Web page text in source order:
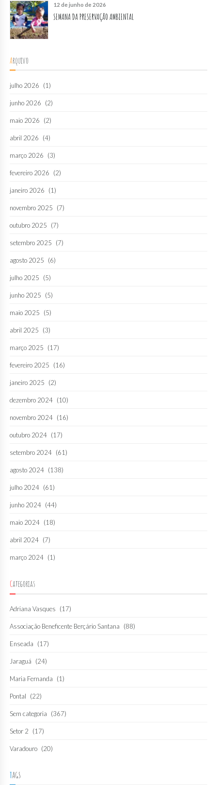
12 de junho de 2026
SEMANA DA PRESERVAÇÃO AMBIENTAL
Arquivo
julho 2026 (1)
junho 2026 (2)
maio 2026 (2)
abril 2026 (4)
março 2026 (3)
fevereiro 2026 (2)
janeiro 2026 (1)
novembro 2025 (7)
outubro 2025 (7)
setembro 2025 (7)
agosto 2025 (6)
julho 2025 (5)
junho 2025 (5)
maio 2025 (5)
abril 2025 (3)
março 2025 (17)
fevereiro 2025 (16)
janeiro 2025 (2)
dezembro 2024 (10)
novembro 2024 (16)
outubro 2024 (17)
setembro 2024 (61)
agosto 2024 (138)
julho 2024 (61)
junho 2024 (44)
maio 2024 (18)
abril 2024 (7)
março 2024 (1)
Categorias
Adriana Vasques (17)
Associação Beneficente Berçário Santana (88)
Enseada (17)
Jaraguá (24)
Maria Fernanda (1)
Pontal (22)
Sem categoria (367)
Setor 2 (17)
Varadouro (20)
TAGS